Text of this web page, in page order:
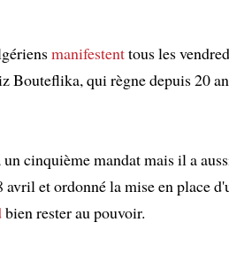
manifestenttous les
Bouteflika, qui règne depuis 20
cinquième mandat mais il a
et ordonné la mise en place
bien rester au pouvoir.